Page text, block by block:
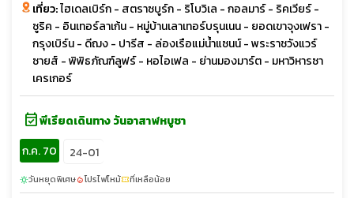
เที่ยว:ไฮเดลเบิร์ก - สตราซบูร์ก - ริโบวิเล - กอลมาร์ - ริคเวียร์ -
ซูริค - อินเทอร์ลาเก้น - หมู่บ้านเลาเทอร์บรุนเนน - ยอดเขาจุงเฟรา -
กรุงเบิร์น - ดีฌง - ปารีส - ล่องเรือแม่น้ำแซนน์ - พระราชวังแวร์
ซายส์ - พิพิธภัณฑ์ลูฟร์ - หอไอเฟล - ย่านมองมาร์ต - มหาวิหารซา
เครเกอร์
event_availableพีเรียดเดินทาง วันอาสาฬหบูชา
ก.ค. 70
24-01
sunnyวันหยุดพิเศษlocal_fire_departmentโปรไฟไหม้confirmation_numberที่เหลือน้อย